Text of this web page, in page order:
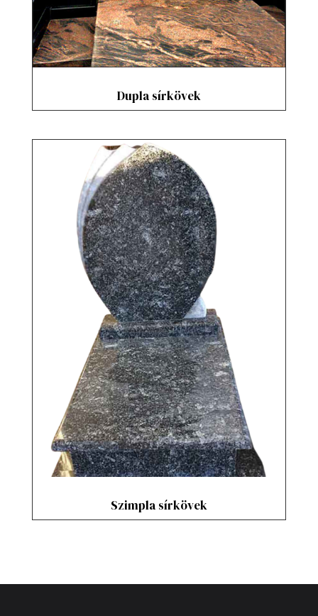
Dupla sírkövek
Szimpla sírkövek